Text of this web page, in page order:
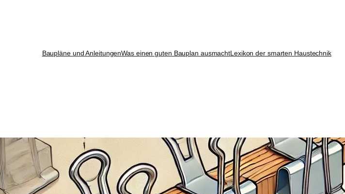
Baupläne und AnleitungenWas einen guten Bauplan ausmachtLexikon der smarten Haustechnik